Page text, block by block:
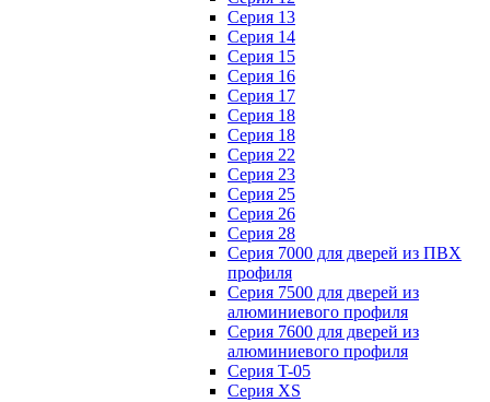
Серия 13
Серия 14
Серия 15
Серия 16
Серия 17
Серия 18
Серия 18
Серия 22
Серия 23
Серия 25
Серия 26
Серия 28
Серия 7000 для дверей из ПВХ
профиля
Серия 7500 для дверей из
алюминиевого профиля
Серия 7600 для дверей из
алюминиевого профиля
Серия T-05
Серия XS